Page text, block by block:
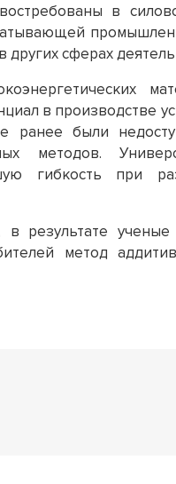
в
сферах
в производстве
ранее были
методов.
гибкость при
в результате
метод